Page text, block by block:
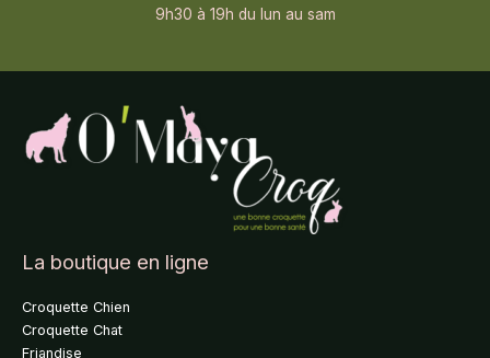
9h30 à 19h du lun au sam
La boutique en ligne
Croquette Chien
Croquette Chat
Friandise